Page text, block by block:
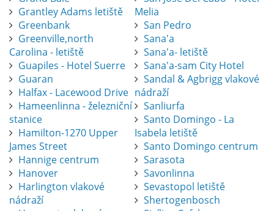
Grantley Adams letiště
Greenbank
Greenville,north
Carolina - letiště
Guapiles - Hotel Suerre
Guaran
Halfax - Lacewood Drive
Hameenlinna - železniční
stanice
Hamilton-1270 Upper
James Street
Hannige centrum
Hanover
Harlington vlakové
nádraží
Melia
San Pedro
Sana'a
Sana'a- letiště
Sana'a-sam City Hotel
Sandal & Agbrigg vlakové
nádraží
Sanliurfa
Santo Domingo - La
Isabela letiště
Santo Domingo centrum
Sarasota
Savonlinna
Sevastopol letiště
Shertogenbosch